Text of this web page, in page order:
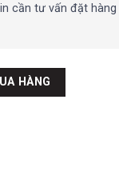
cần tư vấn đặt hàng
alpha số lượng
HÀNG